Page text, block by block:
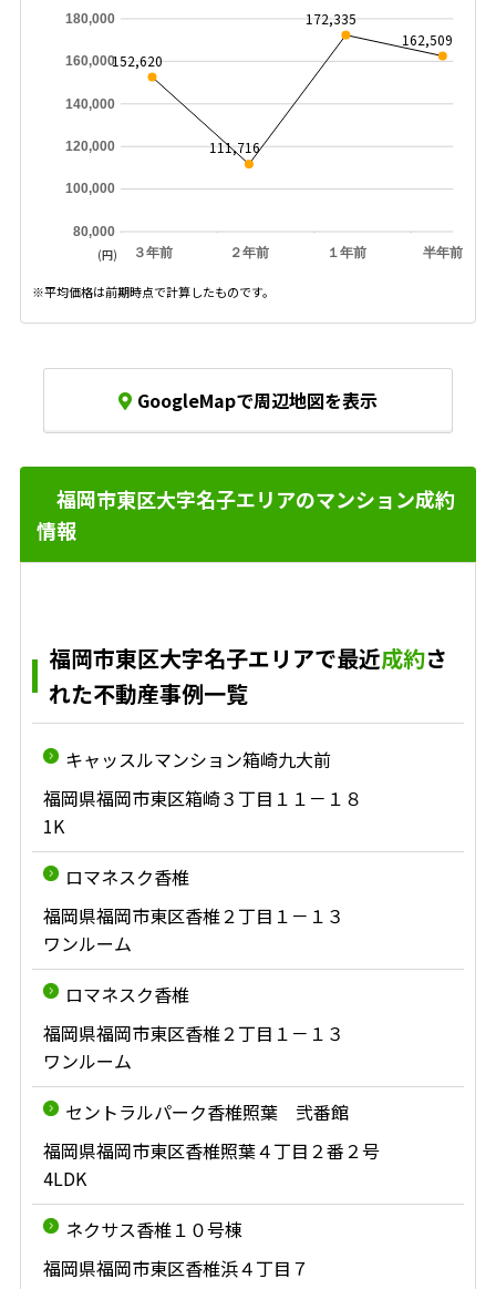
３年前 ２年前 １年前 半年前
80,000
100,000
120,000
140,000
160,000
180,000
152,620
111,716
172,335
162,509
(円)
※平均価格は前期時点で計算したものです。
GoogleMapで周辺地図を表示
福岡市東区大字名子エリアのマンション成約
情報
福岡市東区大字名子エリアで最近成約さ
れた不動産事例一覧
キャッスルマンション箱崎九大前
福岡県福岡市東区箱崎３丁目１１－１８
1K
ロマネスク香椎
福岡県福岡市東区香椎２丁目１－１３
ワンルーム
ロマネスク香椎
福岡県福岡市東区香椎２丁目１－１３
ワンルーム
セントラルパーク香椎照葉 弐番館
福岡県福岡市東区香椎照葉４丁目２番２号
4LDK
ネクサス香椎１０号棟
福岡県福岡市東区香椎浜４丁目７